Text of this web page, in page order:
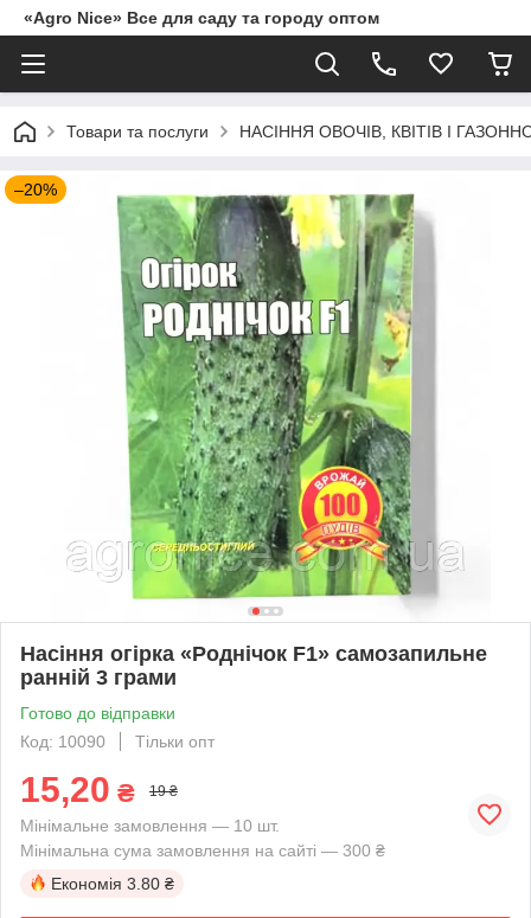
«Agro Nice» Все для саду та городу оптом
Товари та послуги НАСІННЯ ОВОЧІВ, КВІТІВ І
–20%
Насіння огірка «Роднічок F1» самозапильне
ранній 3 грами
Готово до відправки
Код: 10090
Тільки опт
15,20 ₴ 19 ₴
Мінімальне замовлення — 10 шт.
Мінімальна сума замовлення на сайті — 300 ₴
Економія 3.80 ₴